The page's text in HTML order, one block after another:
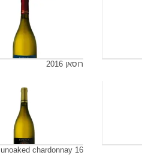
רוסאן 2016
unoaked chardonnay 16